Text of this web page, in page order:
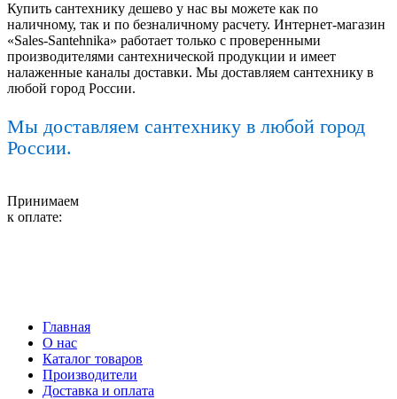
Купить сантехнику дешево у нас вы можете как по
наличному, так и по безналичному расчету. Интернет-магазин
«Sales-Santehnika» работает только с проверенными
производителями сантехнической продукции и имеет
налаженные каналы доставки. Мы доставляем сантехнику в
любой город России.
Мы доставляем сантехнику в любой город
России.
Принимаем
к оплате:
Главная
О нас
Каталог товаров
Производители
Доставка и оплата